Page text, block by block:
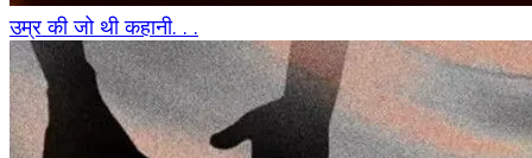
उम्र की जो थी कहानी. . .